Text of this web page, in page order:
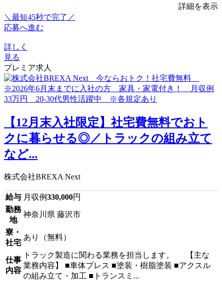
詳細を表示
＼最短45秒で完了／
応募へ進む
詳しく
見る
プレミア求人
【12月末入社限定】社宅費無料でおト
クに暮らせる◎／トラックの組み立て
など...
株式会社BREXA Next
給与 月収例330,000円
勤務
地
神奈川県 藤沢市
寮・
社宅
あり（無料）
仕事
内容
トラック製造に関わる業務を担当します。 【主な
業務内容】 ■車体プレス ■塗装・樹脂塗装 ■アクスル
の組み立て・加工 ■トランスミ...